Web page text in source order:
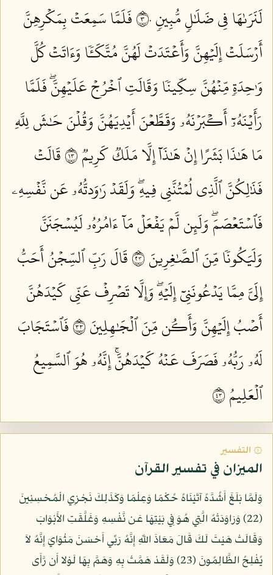
لَنَرَىٰهَا فِي ضَلَٰلٖ مُّبِينٖ ٣٠
فَلَمَّا سَمِعَتۡ بِمَكۡرِهِنَّ
أَرۡسَلَتۡ إِلَيۡهِنَّ وَأَعۡتَدَتۡ لَهُنَّ مُتَّكَـٔٗا وَءَاتَتۡ كُلَّ
وَٰحِدَةٖ مِّنۡهُنَّ سِكِّينٗا وَقَالَتِ ٱخۡرُجۡ عَلَيۡهِنَّۖ فَلَمَّا
رَأَيۡنَهُۥٓ أَكۡبَرۡنَهُۥ وَقَطَّعۡنَ أَيۡدِيَهُنَّ وَقُلۡنَ حَٰشَ لِلَّهِ
مَا هَٰذَا بَشَرًا إِنۡ هَٰذَآ إِلَّا مَلَكٞ كَرِيمٞ ٣١
قَالَتۡ
فَذَٰلِكُنَّ ٱلَّذِي لُمۡتُنَّنِي فِيهِۖ وَلَقَدۡ رَٰوَدتُّهُۥ عَن نَّفۡسِهِۦ
فَٱسۡتَعۡصَمَۖ وَلَئِن لَّمۡ يَفۡعَلۡ مَآ ءَامُرُهُۥ لَيُسۡجَنَنَّ
وَلَيَكُونٗا مِّنَ ٱلصَّٰغِرِينَ ٣٢
قَالَ رَبِّ ٱلسِّجۡنُ أَحَبُّ
إِلَيَّ مِمَّا يَدۡعُونَنِيٓ إِلَيۡهِۖ وَإِلَّا تَصۡرِفۡ عَنِّي كَيۡدَهُنَّ
أَصۡبُ إِلَيۡهِنَّ وَأَكُن مِّنَ ٱلۡجَٰهِلِينَ ٣٣
فَٱسۡتَجَابَ
لَهُۥ رَبُّهُۥ فَصَرَفَ عَنۡهُ كَيۡدَهُنَّۚ إِنَّهُۥ هُوَ ٱلسَّمِيعُ
ٱلۡعَلِيمُ ٣٤
۞ التفسير
الميزان في تفسير القرآن
وَلَمَّا بَلَغَ أَشُدَّهُ آتَيْنَاهُ حُكْمًا وَعِلْمًا وَكَذَلِكَ نَجْزِي الْمُحْسِنِينَ
(22) وَرَاوَدَتْهُ الَّتِي هُوَ فِي بَيْتِهَا عَن نَّفْسِهِ وَغَلَّقَتِ الأَبْوَابَ
وَقَالَتْ هَيْتَ لَكَ قَالَ مَعَاذَ اللّهِ إِنَّهُ رَبِّي أَحْسَنَ مَثْوَايَ إِنَّهُ لاَ
يُفْلِحُ الظَّالِمُونَ (23) وَلَقَدْ هَمَّتْ بِهِ وَهَمَّ بِهَا لَوْلا أَن رَّأَى